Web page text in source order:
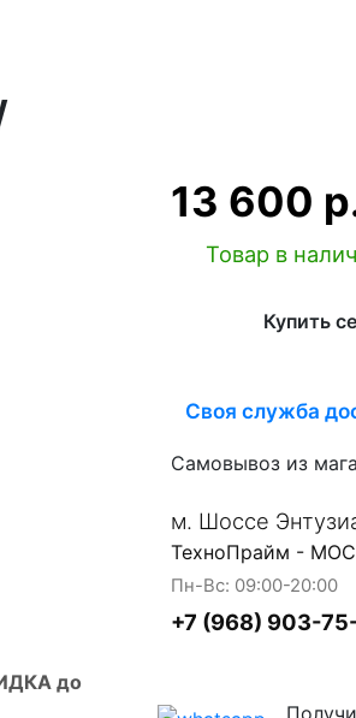
до
13 600
Товар в
Купить
Своя служба
Самовывоз из
м. Шоссе
ТехноПрайм -
Пн-Вс: 09:00-20:00
+7 (968) 903-